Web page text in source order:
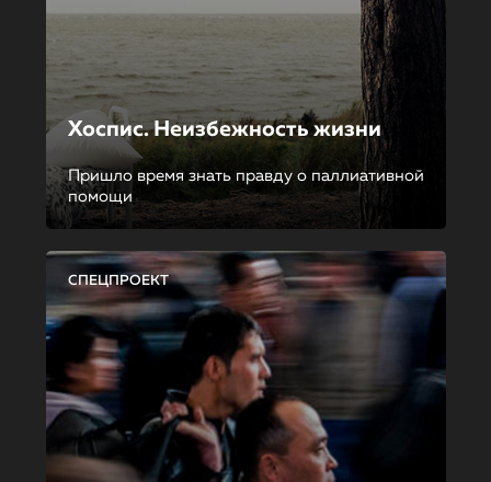
Хоспис. Неизбежность жизни
Пришло время знать правду о паллиативной
помощи
СПЕЦПРОЕКТ